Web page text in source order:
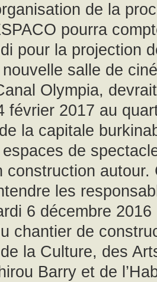
de la
pourra
pour la projection
salle de
Olympia,
février 2017 au
la capitale
espaces de
construction autour.
les
6 décembre
chantier de
la Culture, des
Barry et de